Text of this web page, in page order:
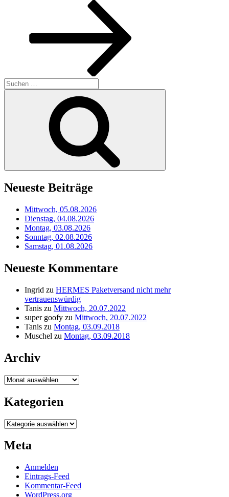
Suchen
nach:
Neueste Beiträge
Mittwoch, 05.08.2026
Dienstag, 04.08.2026
Montag, 03.08.2026
Sonntag, 02.08.2026
Samstag, 01.08.2026
Neueste Kommentare
Ingrid zu HERMES Paketversand nicht mehr
vertrauenswürdig
Tanis zu Mittwoch, 20.07.2022
super goofy zu Mittwoch, 20.07.2022
Tanis zu Montag, 03.09.2018
Muschel zu Montag, 03.09.2018
Archiv
Archiv
Kategorien
Kategorien
Meta
Anmelden
Eintrags-Feed
Kommentar-Feed
WordPress.org